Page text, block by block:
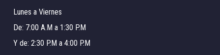
Lunes a Viernes
De: 7:00 A.M a 1:30 P.M
Y de: 2:30 P.M a 4:00 P.M